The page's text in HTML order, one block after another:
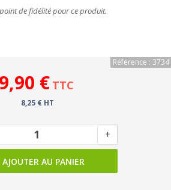
de fidélité pour ce produit.
Référence : 3734
9,90 € TTC
8,25 € HT
+
AJOUTER AU PANIER